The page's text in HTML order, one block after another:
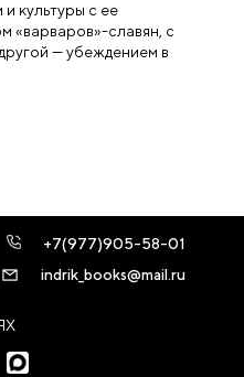
культуры с ее
«варваров»-славян, с
— убеждением в
+7(977)905-58-01
indrik_books@mail.ru